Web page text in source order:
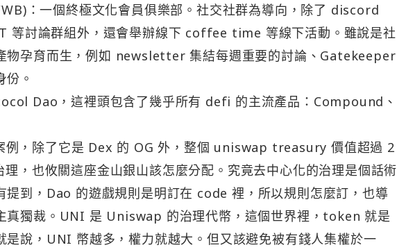
：一個終極文化會員俱樂部。社交社群為導向，除了 discord
等討論群組外，還會舉辦線下 coffee time 等線下活動。雖說是社
物孕育而生，例如 newsletter 集結每週重要的討論、Gatekeeper
。
Dao，這裡頭包含了幾乎所有 defi 的主流產品：Compound、
，除了它是 Dex 的 OG 外，整個 uniswap treasury 價值超過 2
，也攸關這座金山銀山該怎麼分配。究竟去中心化的治理是個話術
提到，Dao 的遊戲規則是明訂在 code 裡，所以規則怎麼訂，也導
真獨裁。UNI 是 Uniswap 的治理代幣，這個世界裡，token 就是
是說，UNI 幣越多，權力就越大。但又該避免被有錢人集權於一